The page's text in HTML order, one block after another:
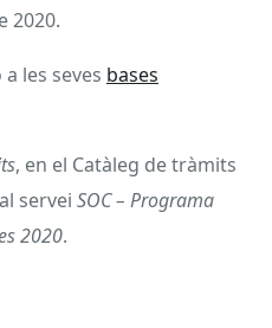
2020.
les seves bases
, en el Catàleg de tràmits
servei SOC – Programa
2020.